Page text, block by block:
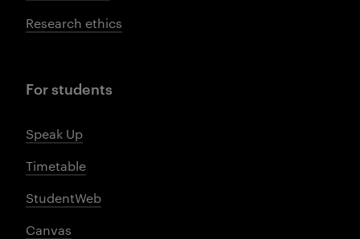
Research ethics
For students
Speak Up
Timetable
StudentWeb
Canvas